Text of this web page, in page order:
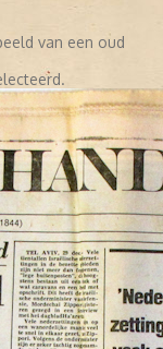
van een oud